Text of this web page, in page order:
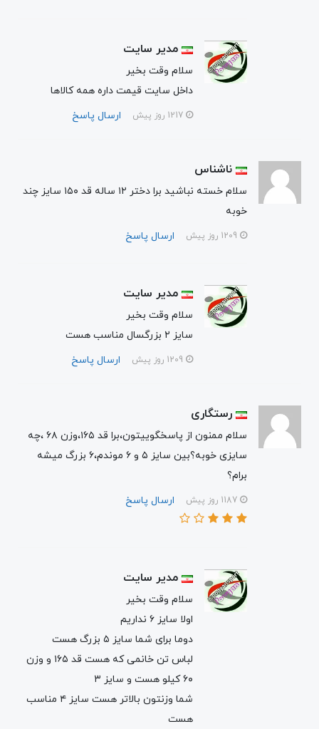
مدیر سایت
سلام وقت بخیر
داخل سایت قیمت داره همه کالاها
ارسال پاسخ
ناشناس
سلام خسته نباشید برا دختر ۱۲ ساله قد ۱۵۰ سایز چند
خوبه
ارسال پاسخ
مدیر سایت
سلام وقت بخیر
سایز ۲ بزرگسال مناسب هست
ارسال پاسخ
رستگاری
سلام ممنون از پاسخگوییتون،برا قد ۱۶۵،وزن ۶۸ ،چه
سایزی خوبه؟بین سایز ۵ و ۶ موندم،۶ بزرگ میشه
برام؟
ارسال پاسخ
مدیر سایت
سلام وقت بخیر
اولا سایز ۶ نداریم
دوما برای شما سایز ۵ بزرگ هست
لباس تن خانمی که هست قد ۱۶۵ و وزن
۶۰ کیلو هست و سایز ۳
شما وزنتون بالاتر هست سایز ۴ مناسب
هست